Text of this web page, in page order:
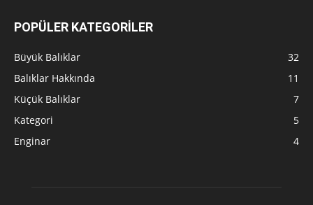
POPÜLER KATEGORİLER
Büyük Balıklar
32
Balıklar Hakkında
11
Küçük Balıklar
7
Kategori
5
Enginar
4